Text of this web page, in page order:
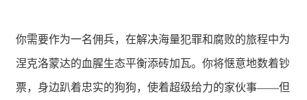
你需要作为一名佣兵，在解决海量犯罪和腐败的旅程中为
涅克洛蒙达的血腥生态平衡添砖加瓦。你将惬意地数着钞
票，身边趴着忠实的狗狗，使着超级给力的家伙事——但